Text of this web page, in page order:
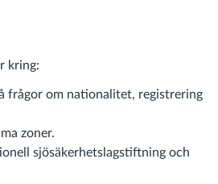
kring:
frågor om nationalitet, registrering
zoner.
sjösäkerhetslagstiftning och